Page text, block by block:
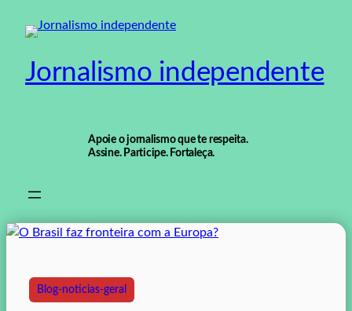
para
conteúdo
Jornalismo independente
Apoie o jornalismo que te respeita.
Assine. Participe. Fortaleça.
Blog-noticias-geral